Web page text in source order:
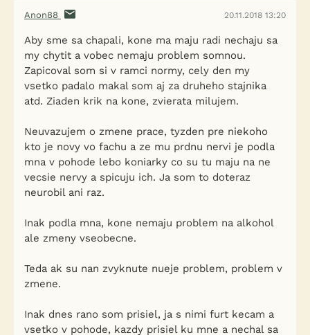
Anon88 20.11.2018 13:20
Aby sme sa chapali, kone ma maju radi nechaju sa
my chytit a vobec nemaju problem somnou.
Zapicoval som si v ramci normy, cely den my
vsetko padalo makal som aj za druheho stajnika
atd. Ziaden krik na kone, zvierata milujem.
Neuvazujem o zmene prace, tyzden pre niekoho
kto je novy vo fachu a ze mu prdnu nervi je podla
mna v pohode lebo koniarky co su tu maju na ne
vecsie nervy a spicuju ich. Ja som to doteraz
neurobil ani raz.
Inak podla mna, kone nemaju problem na alkohol
ale zmeny vseobecne.
Teda ak su nan zvyknute nueje problem, problem v
zmene.
Inak dnes rano som prisiel, ja s nimi furt kecam a
vsetko v pohode, kazdy prisiel ku mne a nechal sa